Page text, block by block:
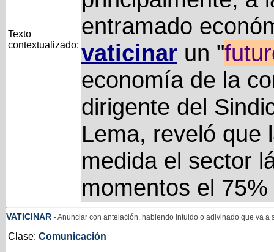
Texto
contextualizado:
entramado
vaticinarun "
economía de la
dirigente del
Lema, reveló que
medida el sector
momentos el
VATICINAR - Anunciar con antelación, habiendo intuido o adivinado que va
Clase: Comunicación